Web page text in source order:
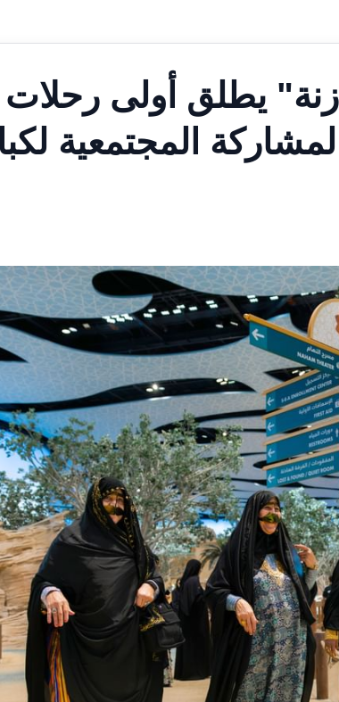
يطلق أولى رحلات
المجتمعية